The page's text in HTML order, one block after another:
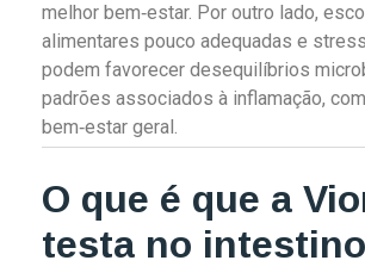
melhor bem‑estar. Por outro lado,
alimentares pouco adequadas e
podem favorecer desequilíbrios
padrões associados à inflamação,
bem‑estar geral.
O que é que a
testa no